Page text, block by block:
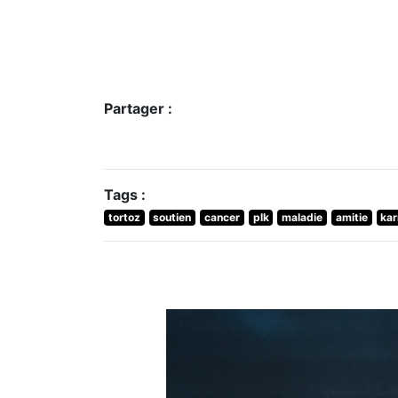
Partager :
Tags :
tortoz soutien cancer plk maladie amitie